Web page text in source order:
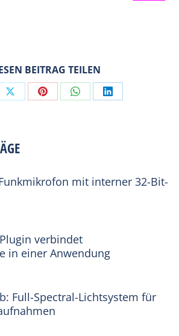
BEITRAG TEILEN
Share Share Share Share
mit interner 32-Bit-
verbindet
in einer Anwendung
Full-Spectral-Lichtsystem für